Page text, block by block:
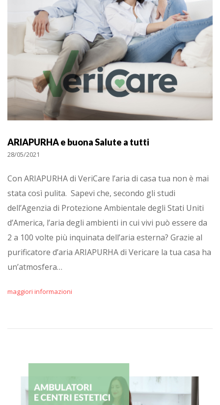
ARIAPURHA e buona Salute a tutti
28/05/2021
Con ARIAPURHA di VeriCare l’aria di casa tua non è mai
stata così pulita. Sapevi che, secondo gli studi
dell’Agenzia di Protezione Ambientale degli Stati Uniti
d’America, l’aria degli ambienti in cui vivi può essere da
2 a 100 volte più inquinata dell’aria esterna? Grazie al
purificatore d’aria ARIAPURHA di Vericare la tua casa ha
un’atmosfera…
maggiori informazioni